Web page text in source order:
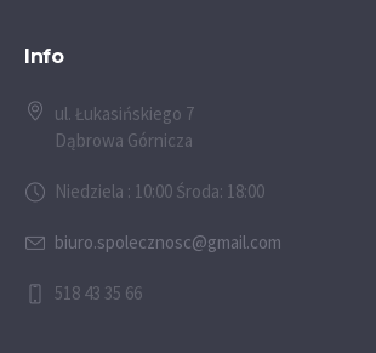
Info
ul. Łukasińskiego 7
Dąbrowa Górnicza
Niedziela : 10:00 Środa: 18:00
biuro.spolecznosc@gmail.com
518 43 35 66